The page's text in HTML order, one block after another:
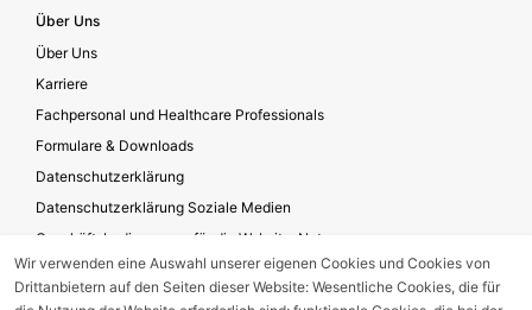
Über Uns
Über Uns
Karriere
Fachpersonal und Healthcare Professionals
Formulare & Downloads
Datenschutzerklärung
Datenschutzerklärung Soziale Medien
Geschäftsbedingungen für die Website-Nutzung
Impressum
Wir verwenden eine Auswahl unserer eigenen Cookies und Cookies von
Drittanbietern auf den Seiten dieser Website: Wesentliche Cookies, die für